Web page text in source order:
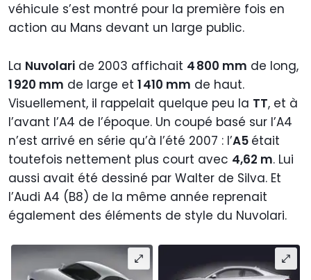
véhicule s’est montré pour la première fois en
action au Mans devant un large public.
La Nuvolari de 2003 affichait 4 800 mm de long,
1 920 mm de large et 1 410 mm de haut.
Visuellement, il rappelait quelque peu la TT, et à
l’avant l’A4 de l’époque. Un coupé basé sur l’A4
n’est arrivé en série qu’à l’été 2007 : l’A5 était
toutefois nettement plus court avec 4,62 m. Lui
aussi avait été dessiné par Walter de Silva. Et
l’Audi A4 (B8) de la même année reprenait
également des éléments de style du Nuvolari.